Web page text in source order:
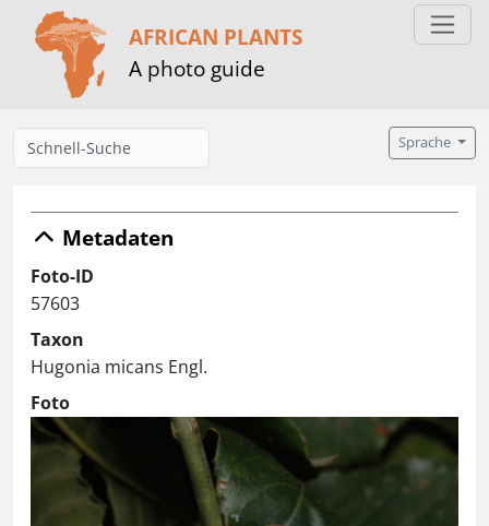
AFRICAN PLANTS
A photo guide
Sprache
Metadaten
Foto-ID
57603
Taxon
Hugonia micans Engl.
Foto